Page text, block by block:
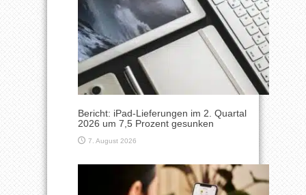
Bericht: iPad-Lieferungen im 2. Quartal
2026 um 7,5 Prozent gesunken
7. August 2026